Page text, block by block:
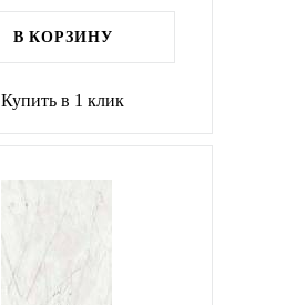
В КОРЗИНУ
Купить в 1 клик